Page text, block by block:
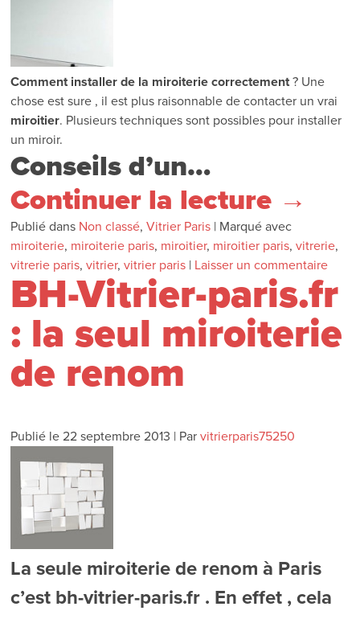
Comment installer de la miroiterie correctement? Une
chose est sure , il est plus raisonnable de contacter un vrai
miroitier. Plusieurs techniques sont possibles pour installer
un miroir.
Conseils d’un…
Continuer la lecture →
Publié dans Non classé,Vitrier Paris | Marqué avec
miroiterie, miroiterie paris, miroitier, miroitier paris,vitrerie,
vitrerie paris,vitrier,vitrier paris | Laisser un commentaire
BH-Vitrier-paris.fr
: la seul miroiterie
de renom
Publié le 22 septembre 2013 | Par vitrierparis75250
La seule miroiterie de renom à Paris
c’est bh-vitrier-paris.fr . En effet , cela